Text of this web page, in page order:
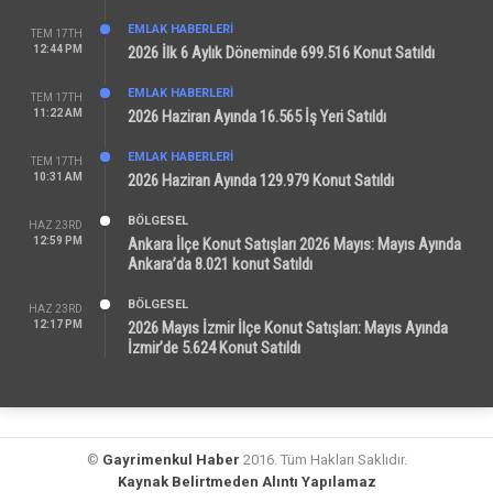
TEM 17TH
12:44 PM
EMLAK HABERLERI
2026 İlk 6 Aylık Döneminde 699.516 Konut Satıldı
TEM 17TH
11:22 AM
EMLAK HABERLERI
2026 Haziran Ayında 16.565 İş Yeri Satıldı
TEM 17TH
10:31 AM
EMLAK HABERLERI
2026 Haziran Ayında 129.979 Konut Satıldı
HAZ 23RD
12:59 PM
BÖLGESEL
Ankara İlçe Konut Satışları 2026 Mayıs: Mayıs Ayında
Ankara’da 8.021 konut Satıldı
HAZ 23RD
12:17 PM
BÖLGESEL
2026 Mayıs İzmir İlçe Konut Satışları: Mayıs Ayında
İzmir’de 5.624 Konut Satıldı
© Gayrimenkul Haber 2016. Tüm Hakları Saklıdır.
Kaynak Belirtmeden Alıntı Yapılamaz